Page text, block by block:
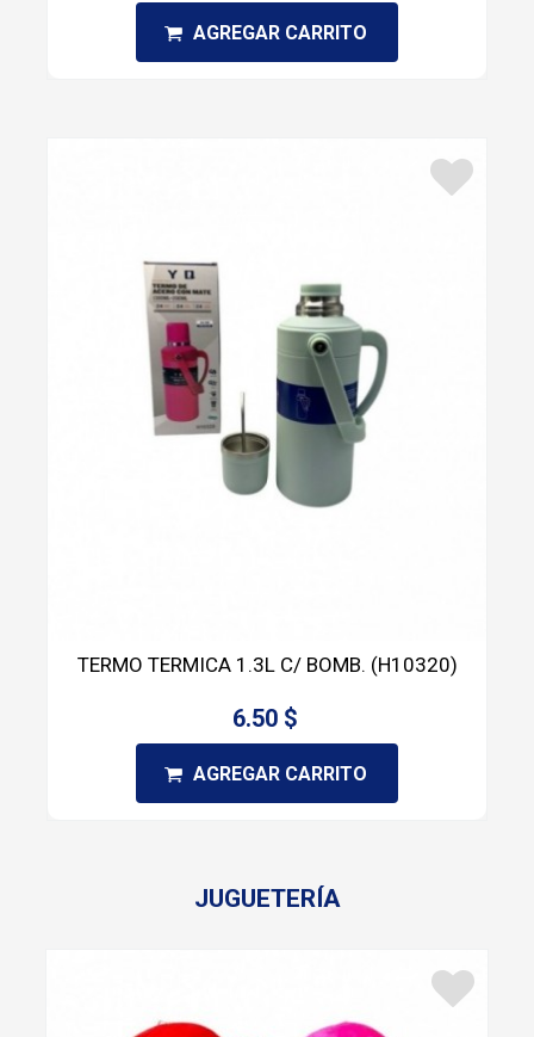
AGREGAR CARRITO
TERMO TERMICA 1.3L C/ BOMB. (H10320)
6.50 $
AGREGAR CARRITO
JUGUETERÍA